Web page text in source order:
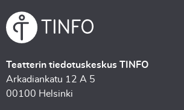
Teatterin tiedotuskeskus TINFO
Arkadiankatu 12 A 5
00100 Helsinki